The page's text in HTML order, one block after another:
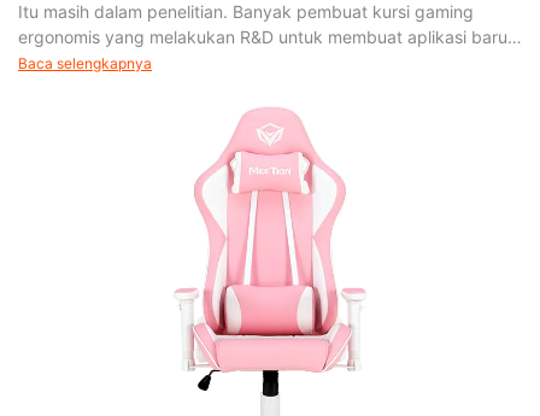
Itu masih dalam penelitian. Banyak pembuat kursi gaming
ergonomis yang melakukan R&D untuk membuat aplikasi baru.
Ini mungkin memerlukan waktu. Aplikasi saat ini adalah
Baca selengkapnya